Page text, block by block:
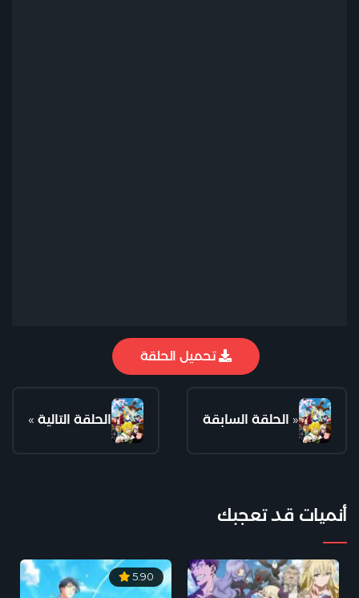
تحميل الحلقة
الحلقة التالية » « الحلقة السابقة
أنميات قد تعجبك
5.90